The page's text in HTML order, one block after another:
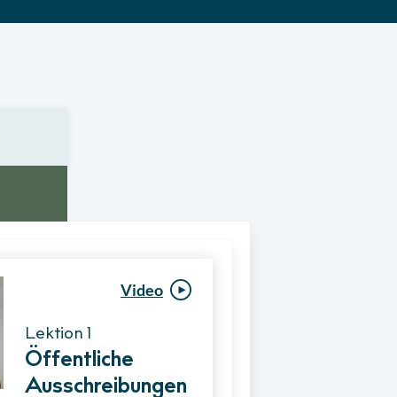
Video
Lektion 1
Öffentliche
AusschreibungenVergabeverfahre